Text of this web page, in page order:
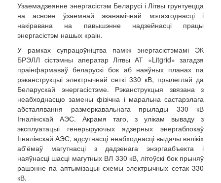
Узаемадзеянне энергасістэм Беларусі і Літвы грунтуецца
на аснове ўзаемнай эканамічнай мэтазгоднасці і
накіравана на павышэнне надзейнасці працы
энергасістэм нашых краін.
У рамках супрацоўніцтва паміж энергасістэмамі ЭК
БРЭЛЛ сістэмны аператар Літвы АТ «Litgrid» загадзя
праінфармаваў беларускі бок аб наяўных планах па
рэканструкцыі электрычнай сеткі 330 кВ, прылеглай да
Беларускай энергасістэме. Рэканструкцыя звязана з
неабходнасцю замены фізічна і маральна састарэлага
абсталявання размеркавальнага прылады 330 кВ
Ігналінскай АЭС. Акрамя таго, з улікам вываду з
эксплуатацыі генерыруючых ядзерных энергаблокаў
Ігналінскай АЭС, адсутнасці неабходнасці выдачы вялікіх
аб'ёмаў магутнасці з дадзенага энэргаабъекта і
наяўнасці шасці магутных ВЛ 330 кВ, літоўскі бок прыняў
рашэнне па аптымізацыі схемы электрычных сетак 330
кВ.